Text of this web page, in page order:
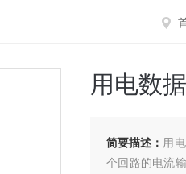
用电数
简要描述： 用
个回路的电流